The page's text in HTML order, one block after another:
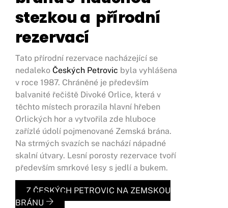
stezkou a přírodní
rezervací
Tato přírodní rezervace nacházející se
nedaleko Českých Petrovic byla vyhlášena
v roce 1987. Chráněné je především
balvanité řečiště Divoké Orlice, která v
těchto místech prorazila hlavní hřeben
Orlických hor a vytvořila zde hluboce
zařízlé údolí pojmenované Zemská brána.
Na strmých svazích se nachází nápadné
skalní útvary. Lesní porosty rezervace tvoří
především smrkové lesy s jedlí a bukem.
Z ČESKÝCH PETROVIC NA ZEMSKOU
BRÁNU